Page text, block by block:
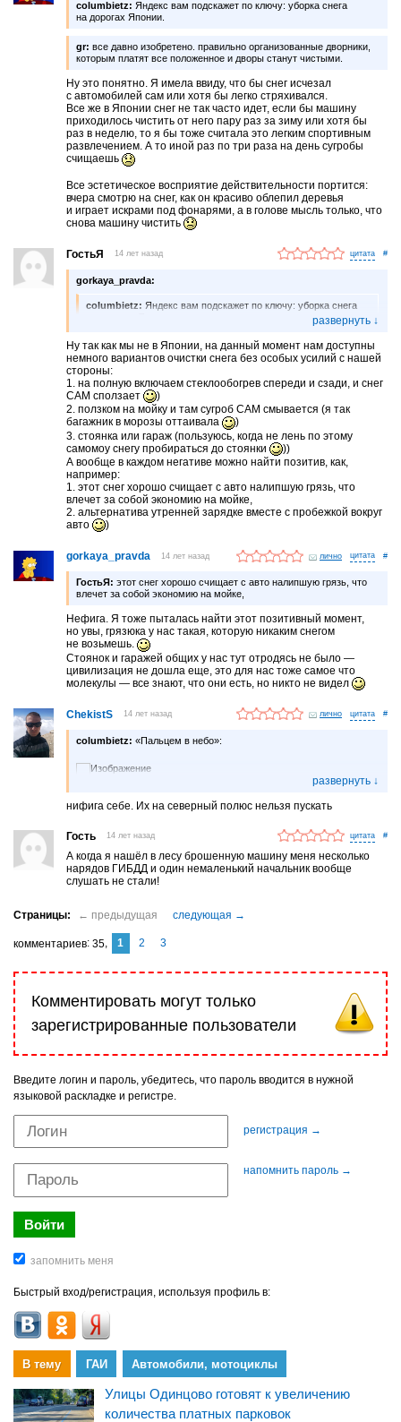
columbietz: Яндекс вам подскажет по ключу: уборка снега
на дорогах Японии.
gr: все давно изобретено. правильно организованные дворники,
которым платят все положенное и дворы станут чистыми.
Ну это понятно. Я имела ввиду, что бы снег исчезал
с автомобилей сам или хотя бы легко стряхивался.
Все же в Японии снег не так часто идет, если бы машину
приходилось чистить от него пару раз за зиму или хотя бы
раз в неделю, то я бы тоже считала это легким спортивным
развлечением. А то иной раз по три раза на день сугробы
счищаешь
Все эстетическое восприятие действительности портится:
вчера смотрю на снег, как он красиво облепил деревья
и играет искрами под фонарями, а в голове мысль только, что
снова машину чистить
ГостьЯ 14 лет назад #
gorkaya_pravda:
columbietz: Яндекс вам подскажет по ключу: уборка снега
gr: все давно изобретено. правильно организованные
дворники, которым платят все положенное и дворы станут
чистыми.
Ну это понятно. Я имела ввиду, что бы снег исчезал
с автомобилей сам или хотя бы легко стряхивался.
Все же в Японии снег не так часто идет, если бы машину
приходилось чистить от него пару раз за зиму или хотя бы раз
в неделю, то я бы тоже считала это легким спортивным
развлечением. А то иной раз по три раза на день сугробы
счищаешь
Все эстетическое восприятие действительности портится: вчера
смотрю на снег, как он красиво облепил деревья и играет
искрами под фонарями, а в голове мысль только, что снова
машину чистить
Ну так как мы не в Японии, на данный момент нам доступны
немного вариантов очистки снега без особых усилий с нашей
стороны:
1. на полную включаем стеклообогрев спереди и сзади, и снег
САМ сползает
)
2. ползком на мойку и там сугроб САМ смывается (я так
багажник в морозы оттаивала
)
3. стоянка или гараж (пользуюсь, когда не лень по этому
самомоу снегу пробираться до стоянки
))
А вообще в каждом негативе можно найти позитив, как,
например:
1. этот снег хорошо счищает с авто налипшую грязь, что
влечет за собой экономию на мойке,
2. альтернатива утренней зарядке вместе с пробежкой вокруг
авто
)
gorkaya_pravda 14 лет назад лично #
ГостьЯ: этот снег хорошо счищает с авто налипшую грязь, что
влечет за собой экономию на мойке,
Нефига. Я тоже пыталась найти этот позитивный момент,
но увы, грязюка у нас такая, которую никаким снегом
не возьмешь.
Стоянок и гаражей общих у нас тут отродясь не было —
цивилизация не дошла еще, это для нас тоже самое что
молекулы — все знают, что они есть, но никто не видел
ChekistS 14 лет назад лично #
columbietz: «Пальцем в небо»:
Яндекс вам подскажет по ключу: уборка снега на дорогах
нифига себе. Их на северный полюс нельзя пускать
Гость 14 лет назад #
А когда я нашёл в лесу брошенную машину меня несколько
нарядов ГИБДД и один немаленький начальник вообще
слушать не стали!
комментариев 35 1 2 3
Комментировать могут только
зарегистрированные пользователи
Введите логин и пароль, убедитесь, что пароль вводится в нужной
языковой раскладке и регистре.
регистрация →
напомнить пароль →
Быстрый вход/регистрация, используя профиль в:
В тему ГАИ Автомобили, мотоциклы
Улицы Одинцово готовят к увеличению
количества платных парковок